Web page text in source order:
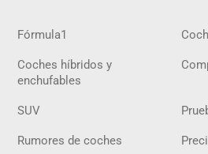
Fórmula1
Coches híbridos y
enchufables
SUV
Rumores de coches